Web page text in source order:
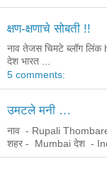
क्षण-क्षणाचे सोबती !!
नाव तेजस चिमटे ब्लॉग
देश भारत ...
5 comments:
उमटले मनी …
नाव - Rupali
शहर - Mumbai देश -